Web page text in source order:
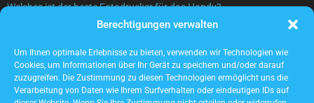
Berechtigungen verwalten
Um Ihnen optimale Erlebnisse zu bieten, verwenden wir Technologien wie
Cookies, um Informationen über Ihr Gerät zu speichern und/oder darauf
zuzugreifen. Die Zustimmung zu diesen Technologien ermöglicht uns die
Verarbeitung von Daten wie Ihrem Surfverhalten oder eindeutigen IDs auf
Welches ist der beste Fotodrucker für das Handy?